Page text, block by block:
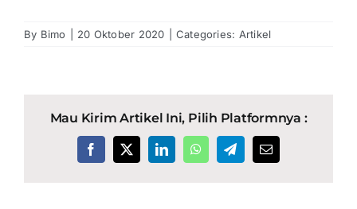
By Bimo 20 Oktober 2020 Categories: Artikel
Mau Kirim Artikel Ini, Pilih Platformnya :
Facebook
X LinkedInWhatsAppTelegramEmail